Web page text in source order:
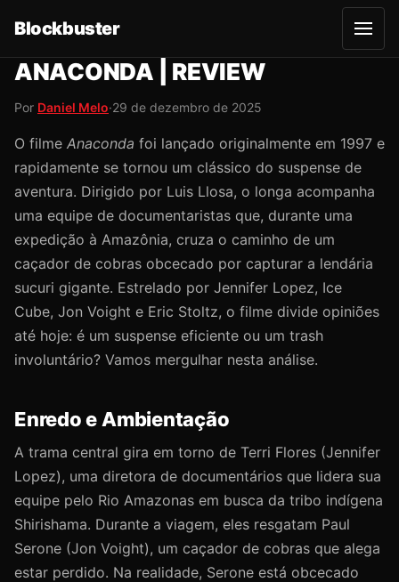
Blockbuster
A
b
r
u
ANACONDA | REVIEW
Por Daniel Melo·29 de dezembro de 2025
O filme Anaconda foi lançado originalmente em 1997 e
rapidamente se tornou um clássico do suspense de
aventura. Dirigido por Luis Llosa, o longa acompanha
uma equipe de documentaristas que, durante uma
expedição à Amazônia, cruza o caminho de um
caçador de cobras obcecado por capturar a lendária
sucuri gigante. Estrelado por Jennifer Lopez, Ice
Cube, Jon Voight e Eric Stoltz, o filme divide opiniões
até hoje: é um suspense eficiente ou um trash
involuntário? Vamos mergulhar nesta análise.
Enredo e Ambientação
A trama central gira em torno de Terri Flores (Jennifer
Lopez), uma diretora de documentários que lidera sua
equipe pelo Rio Amazonas em busca da tribo indígena
Shirishama. Durante a viagem, eles resgatam Paul
Serone (Jon Voight), um caçador de cobras que alega
estar perdido. Na realidade, Serone está obcecado